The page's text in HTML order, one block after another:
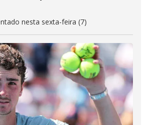
nesta sexta-feira (7)